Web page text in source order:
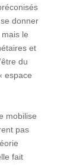
donner
le
et
du
espace
mobilise
pas
fait